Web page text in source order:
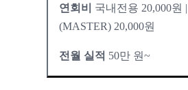
연회비 국내전용 20,000원
(MASTER) 20,000원
전월 실적 50만 원~